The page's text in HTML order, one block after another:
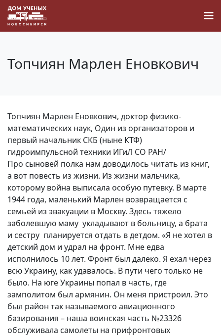
Наука
О Доме учёных
Виртуальный тур
Контакты
Вакансии
Топчиян Марлен Еновкович
Топчиян Марлен Еновкович, доктор физико-
математических наук, Один из организаторов и
первый начальник СКБ (ныне КТФ)
гидроимпульсной техники ИГиЛ СО РАН/
Про сыновей полка нам доводилось читать из книг,
а вот повесть из жизни. Из жизни мальчика,
которому война выписала особую путевку. В марте
1944 года, маленький Марлен возвращается с
семьей из эвакуации в Москву. Здесь тяжело
заболевшую маму укладывают в больницу, а брата
и сестру планируется отдать в детдом. «Я не хотел в
детский дом и удрал на фронт. Мне едва
исполнилось 10 лет. Фронт был далеко. Я ехал через
всю Украину, как удавалось. В пути чего только не
было. На юге Украины попал в часть, где
замполитом был армянин. Он меня пристроил. Это
был район так называемого авиационного
базирования – наша воинская часть №23326
обслуживала самолеты на прифронтовых